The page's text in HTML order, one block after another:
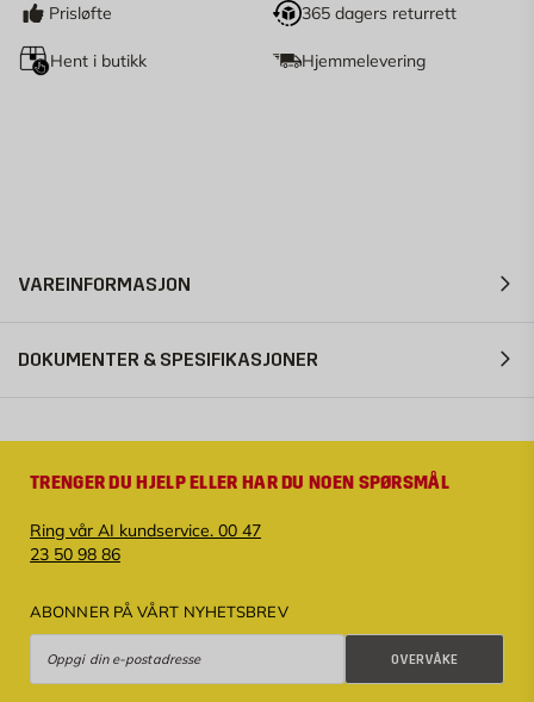
Prisløfte 365 dagers returrett
Hent i butikk Hjemmelevering
VAREINFORMASJON
DOKUMENTER & SPESIFIKASJONER
TRENGER DU HJELP ELLER HAR DU NOEN SPØRSMÅL
Ring vår AI kundservice. 00 47
23 50 98 86
ABONNER PÅ VÅRT NYHETSBREV
OVERVÅKE